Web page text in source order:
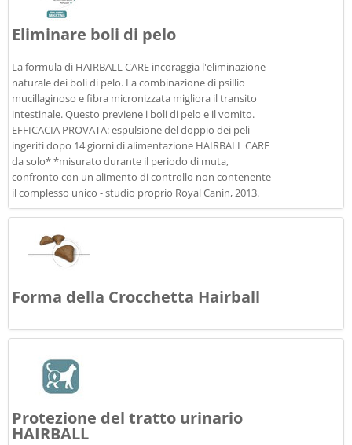
Eliminare boli di pelo
La formula di HAIRBALL CARE incoraggia l'eliminazione
naturale dei boli di pelo. La combinazione di psillio
mucillaginoso e fibra micronizzata migliora il transito
intestinale. Questo previene i boli di pelo e il vomito.
EFFICACIA PROVATA: espulsione del doppio dei peli
ingeriti dopo 14 giorni di alimentazione HAIRBALL CARE
da solo* *misurato durante il periodo di muta,
confronto con un alimento di controllo non contenente
il complesso unico - studio proprio Royal Canin, 2013.
Forma della Crocchetta Hairball
Protezione del tratto urinario
HAIRBALL